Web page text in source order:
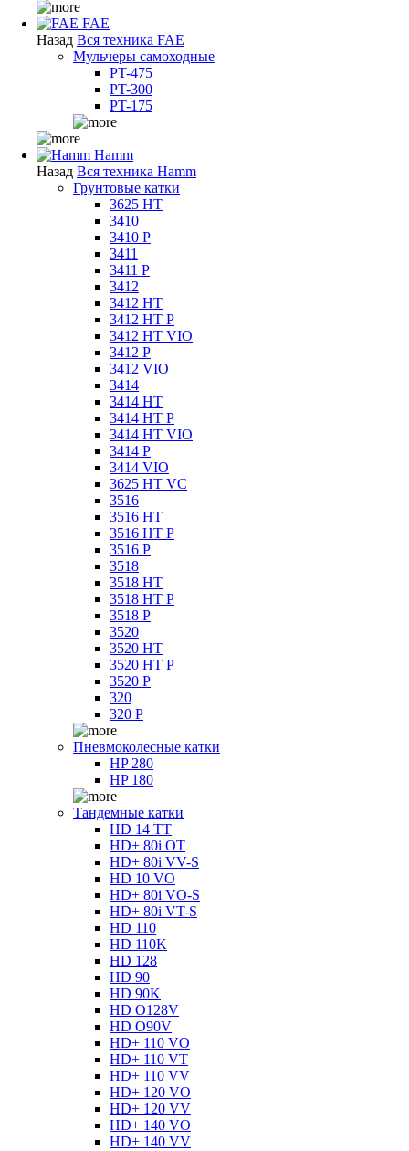
FAE
Назад Вся техника FAE
Мульчеры самоходные
PT-475
PT-300
PT-175
Hamm
Назад Вся техника Hamm
Грунтовые катки
3625 HT
3410
3410 P
3411
3411 P
3412
3412 HT
3412 HT P
3412 HT VIO
3412 P
3412 VIO
3414
3414 HT
3414 HT P
3414 HT VIO
3414 P
3414 VIO
3625 HT VC
3516
3516 HT
3516 HT P
3516 P
3518
3518 HT
3518 HT P
3518 P
3520
3520 HT
3520 HT P
3520 P
320
320 P
Пневмоколесные катки
HP 280
HP 180
Тандемные катки
HD 14 TT
HD+ 80i OT
HD+ 80i VV-S
HD 10 VO
HD+ 80i VO-S
HD+ 80i VT-S
HD 110
HD 110K
HD 128
HD 90
HD 90K
HD O128V
HD O90V
HD+ 110 VO
HD+ 110 VT
HD+ 110 VV
HD+ 120 VO
HD+ 120 VV
HD+ 140 VO
HD+ 140 VV